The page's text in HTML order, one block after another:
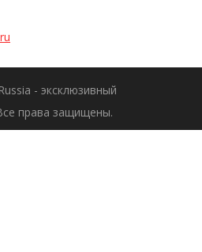
- эксклюзивный
права защищены.